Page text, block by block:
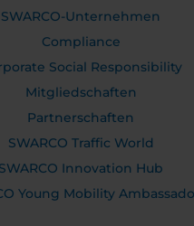
SWARCO-Unternehmen
Compliance
Social Responsibility
Mitgliedschaften
Partnerschaften
SWARCO Traffic World
SWARCO Innovation Hub
Young Mobility